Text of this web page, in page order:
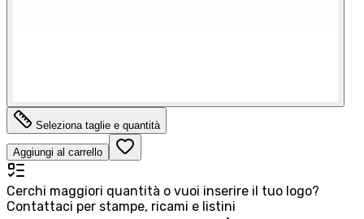
Seleziona taglie e quantità
Aggiungi al carrello
Cerchi maggiori quantità o vuoi inserire il tuo logo?
Contattaci per stampe, ricami e listini